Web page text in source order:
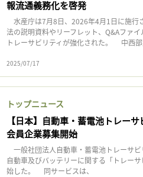
報流通義務化を啓発
水産庁は7月8日、2026年4月1日に施行
法の説明資料やリーフレット、Q&Aファ
トレーサビリティが強化された。 中西
2025/07/17
トップニュース
【日本】自動車・蓄電池トレー
会員企業募集開始
一般社団法人自動車・蓄電池トレーサビ
自動車及びバッテリーに関する「トレー
始した。 同サービスは、